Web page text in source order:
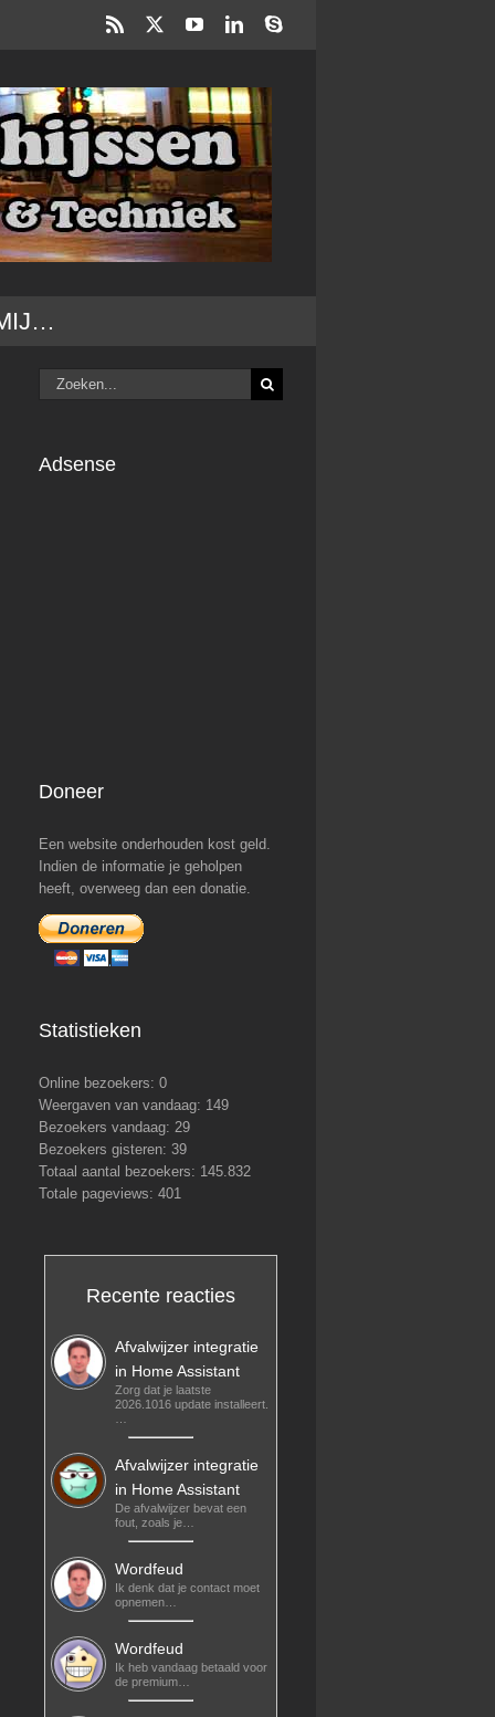
Rss YouTubeLinkedInSkype
Zoeken
naar:
Adsense
Doneer
Een website onderhouden kost geld.
Indien de informatie je geholpen
heeft, overweeg dan een donatie.
Statistieken
Online bezoekers:0
Weergaven van vandaag: 149
Bezoekers vandaag: 29
Bezoekers gisteren:39
Totaal aantal bezoekers: 145.832
Totale pageviews:401
Recente reacties
Afvalwijzer integratie
in Home Assistant
Zorg dat je laatste
2026.1016 update installeert.
Afvalwijzer integratie
in Home Assistant
De afvalwijzer bevat een
fout, zoals je…
Wordfeud
Ik denk dat je contact moet
opnemen…
Wordfeud
Ik heb vandaag betaald voor
de premium…